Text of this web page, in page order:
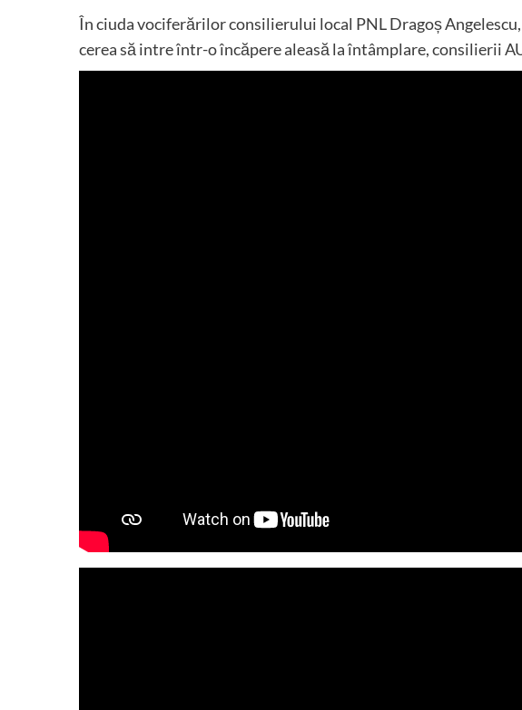
În ciuda vociferărilor consilierului local PNL Dragoș
cerea să intre într-o încăpere aleasă la întâmplare, consilierii